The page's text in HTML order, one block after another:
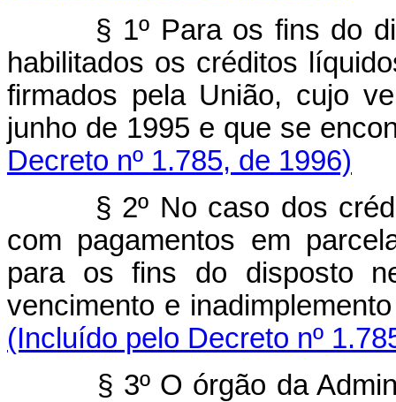
§ 1º Para os fins do
habilitados os créditos
firmados pela União, cujo
junho de 1995 e que se
Decreto nº 1.785, de 1996)
§ 2º No caso dos
com pagamentos em
para os fins do disposto
vencimento e
(Incluído pelo Decreto nº
§ 3º O órgão da